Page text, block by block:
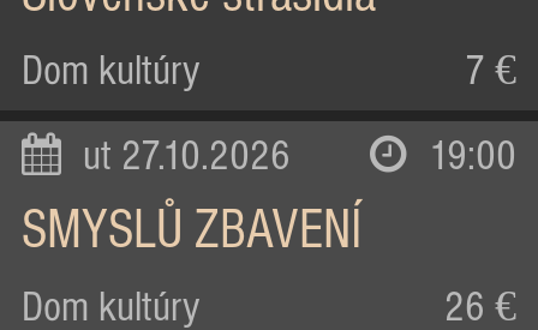
Dom kultúry 7 €
ut 27.10.2026 19:00
SMYSLŮ ZBAVENÍ
Dom kultúry 26 €